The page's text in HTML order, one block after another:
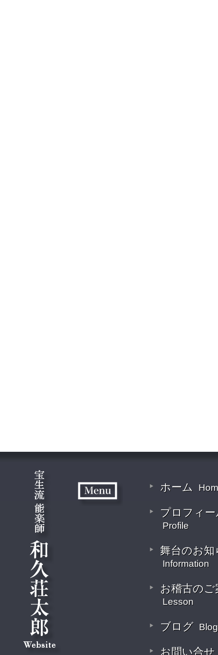
ホーム
プロフィー
Profile
舞台のお知
Information
お稽古のご
Lesson
ブログ Blog
お問い合せ